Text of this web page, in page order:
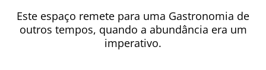
Este espaço remete para uma Gastronomia de
outros tempos, quando a abundância era um
imperativo.